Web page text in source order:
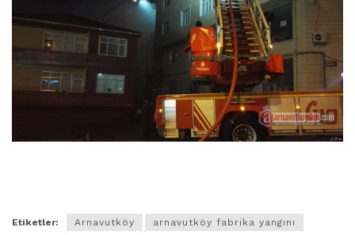
Etiketler: Arnavutköy arnavutköy fabrika yangını